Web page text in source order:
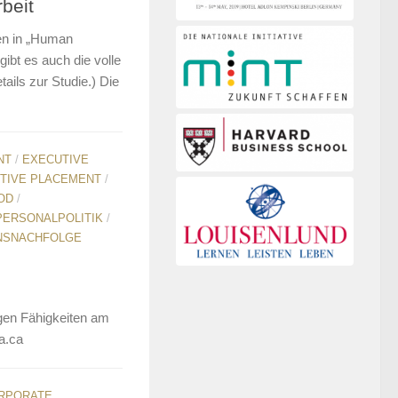
in „Human
es auch die volle
zur Studie.) Die
/ EXECUTIVE
PLACEMENT /
/
/
Fähigkeiten am